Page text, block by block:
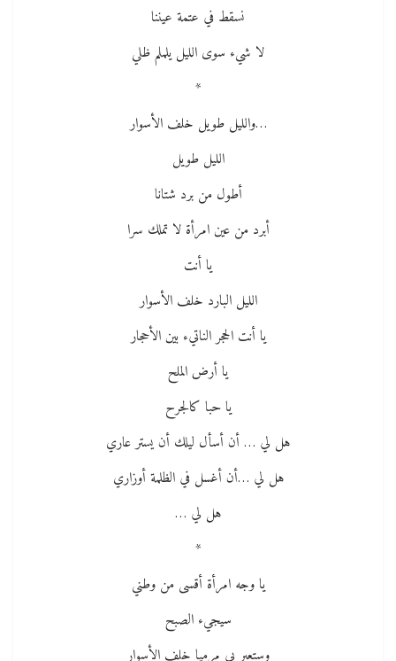
نسقط في عتمة عيننا
لا شيء سوى الليل يلملم ظلي
*
…والليل طويل خلف الأسوار
الليل طويل
أطول من برد شتانا
أبرد من عين امرأة لا تملك سرا
يا أنت
الليل البارد خلف الأسوار
يا أنت الحجر الناتيء بين الأحجار
يا أرض الملح
يا حبا كالجرح
هل لي … أن أسأل ليلك أن يستر عاري
هل لي …أن أغسل في الظلمة أوزاري
هل لي …
*
يا وجه امرأة أقسى من وطني
سيجيء الصبح
وستعبر بي مرميا خلف الأسوار